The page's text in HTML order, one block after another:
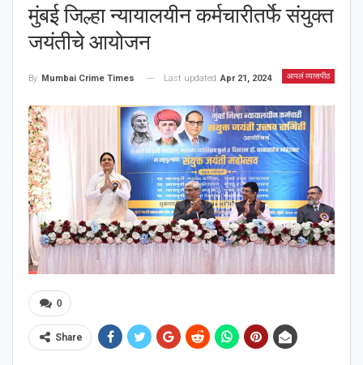
मुंबई जिल्हा न्यायालयीन कर्मचारीतर्फे संयुक्त
जयंतीचे आयोजन
आपलं व्यासपीठ
By Mumbai Crime Times Last updated Apr 21, 2024
0
Share